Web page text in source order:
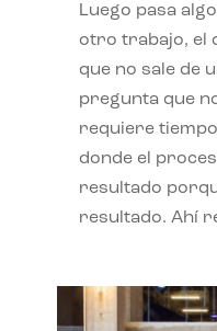
Luego pasa
otro trabajo, el
que no sale de
pregunta que
requiere
donde el
resultado
resultado. Ahí